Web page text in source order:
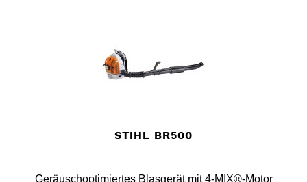
STIHL BR500
Geräuschoptimiertes Blasgerät mit 4-MIX®-Motor